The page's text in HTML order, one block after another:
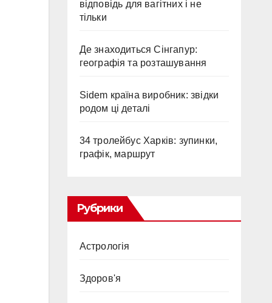
відповідь для вагітних і не
тільки
Де знаходиться Сінгапур:
географія та розташування
Sidem країна виробник: звідки
родом ці деталі
34 тролейбус Харків: зупинки,
графік, маршрут
Рубрики
Астрологія
Здоров'я